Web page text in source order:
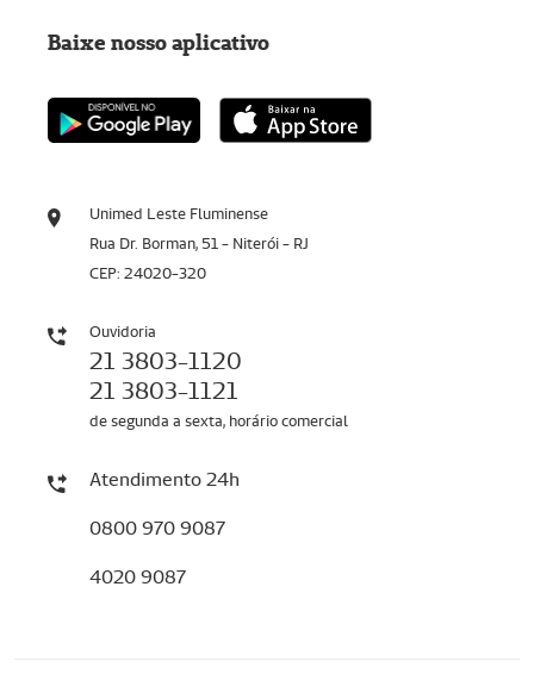
Unimed Leste Fluminense
Rua Dr. Borman, 51 - Niterói - RJ
CEP: 24020-320
Ouvidoria
21 3803-1120
21 3803-1121
de segunda a sexta, horário comercial
Atendimento 24h
0800 970 9087
4020 9087
Baixe nosso aplicativo